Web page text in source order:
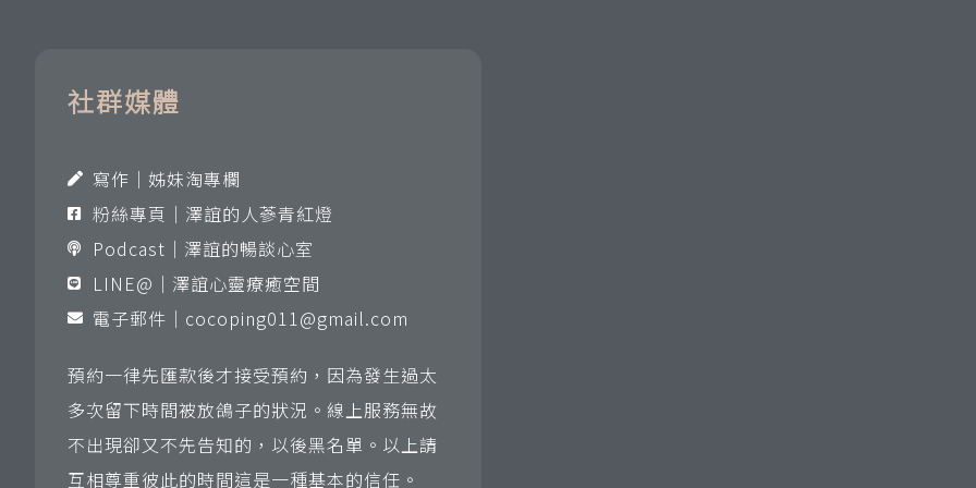
社群媒體
寫作｜姊妹淘專欄
粉絲專頁｜澤誼的人蔘青紅燈
Podcast｜澤誼的暢談心室
LINE@｜澤誼心靈療癒空間
電子郵件｜ cocoping011@gmail.com
預約一律先匯款後才接受預約，因為發生過太
多次留下時間被放鴿子的狀況。線上服務無故
不出現卻又不先告知的，以後黑名單。以上請
互相尊重彼此的時間這是一種基本的信任。